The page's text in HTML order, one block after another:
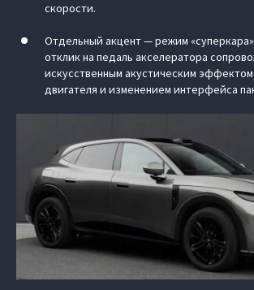
скорости.
Отдельный акцент — режим
отклик на педаль акселератора
искусственным акустическим
двигателя и изменением интерфейса